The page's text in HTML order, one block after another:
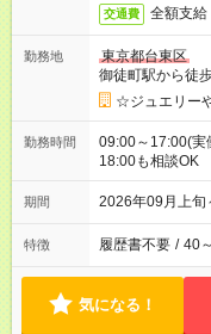
交通費 全額支給
勤務地
東京都台東区
御徒町駅から徒
☆ジュエリー
勤務時間
09:00～17:00(
18:00も相談OK
期間 2026年09月上
特徴 履歴書不要 / 40
気になる！